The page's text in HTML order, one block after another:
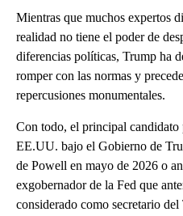
Mientras que muchos expertos
realidad no tiene el poder de
diferencias políticas, Trump ha
romper con las normas y
repercusiones monumentales.
Con todo, el principal
EE.UU. bajo el Gobierno de
de Powell en mayo de 2026 o
exgobernador de la Fed que
considerado como secretario